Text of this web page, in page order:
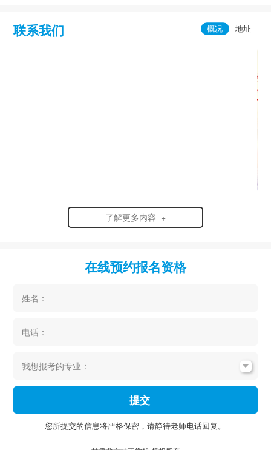
联系我们
了解更多内容 +
在线预约报名资格
姓名：
电话：
我想报考的专业：
提交
您所提交的信息将严格保密，请静待老师电话回复。